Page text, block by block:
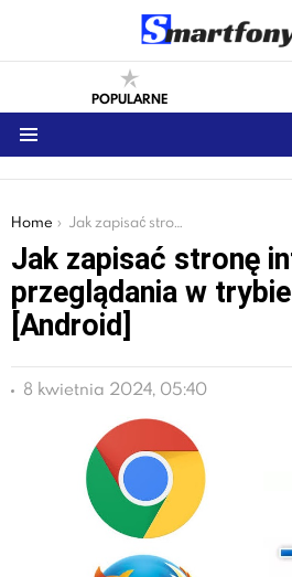
POPULARNE
You are here:
Home Jak zapisać stronę internetową do przeglądania w trybie offline [Android]
Jak zapisać stronę
przeglądania w
[Android]
8 kwietnia 2024, 05:40